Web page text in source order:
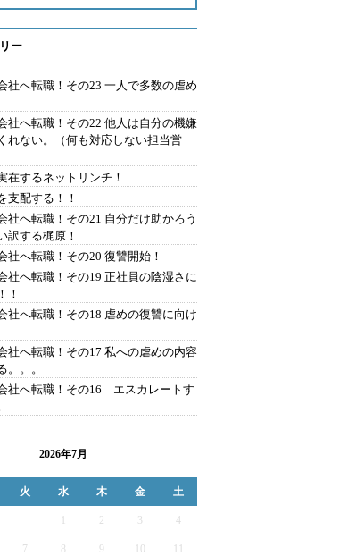
ー
社へ転職！その23 一人で多数の虐め
社へ転職！その22 他人は自分の機嫌
れない。（何も対応しない担当営
在するネットリンチ！
支配する！！
社へ転職！その21 自分だけ助かろう
訳する梶原！
社へ転職！その20 復讐開始！
社へ転職！その19 正社員の陰湿さに
！
社へ転職！その18 虐めの復讐に向け
社へ転職！その17 私への虐めの内容
。。。
社へ転職！その16 エスカレートす
2026年7月
火 水 木 金 土
2 3 4
7 9